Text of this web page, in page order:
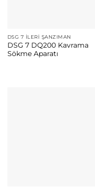
DSG 7 İLERI ŞANZIMAN
DSG 7 DQ200 Kavrama
Sökme Aparatı